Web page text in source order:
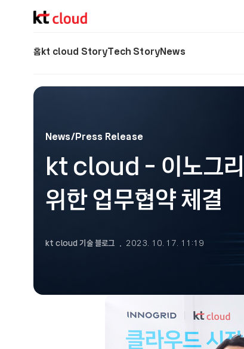
기술 블로그 (Tech) | kt cloud
홈 kt cloud StoryTech StoryNews
News/Press Release
kt cloud - 이노그리
위한 업무협약 체결
kt cloud 기술 블로그 2023. 10. 17. 11:19